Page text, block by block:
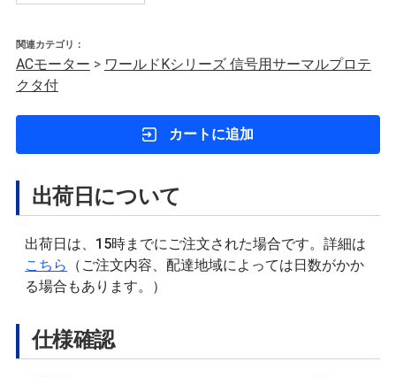
関連カテゴリ：
ACモーター > ワールドKシリーズ 信号用サーマルプロテ
クタ付
カートに追加
出荷日について
出荷日は、15時までにご注文された場合です。詳細は
こちら
（ご注文内容、配達地域によっては日数がかか
る場合もあります。）
仕様確認